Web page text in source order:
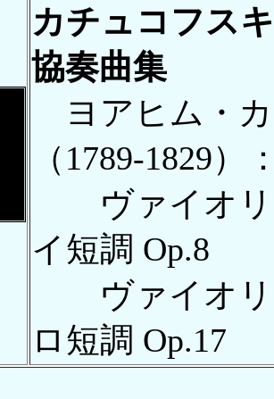
カチュコフス
協奏曲集
ヨアヒム・
（1789-1829）
ヴァイオリ
イ短調 Op.8
ヴァイオリ
ロ短調 Op.17